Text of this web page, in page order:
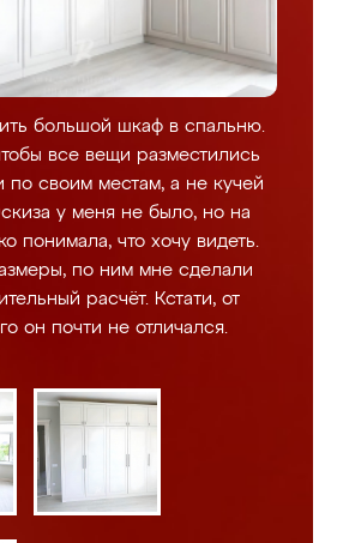
большой шкаф в спальню.
все вещи разместились
по своим местам, а не кучей
у меня не было, но на
понимала, что хочу видеть.
по ним мне сделали
расчёт. Кстати, от
он почти не отличался.